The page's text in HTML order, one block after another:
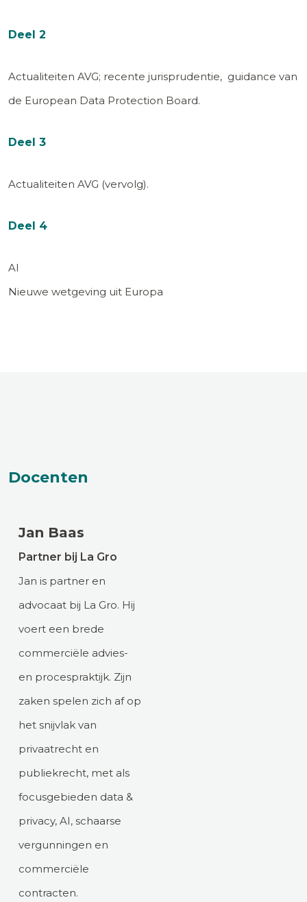
Deel 2
Actualiteiten AVG; recente jurisprudentie, guidance van
de European Data Protection Board.
Deel 3
Actualiteiten AVG (vervolg).
Deel 4
AI
Nieuwe wetgeving uit Europa
Docenten
Jan Baas
Partner bij La Gro
Jan is partner en
advocaat bij La Gro. Hij
voert een brede
commerciële advies-
en procespraktijk. Zijn
zaken spelen zich af op
het snijvlak van
privaatrecht en
publiekrecht, met als
focusgebieden data &
privacy, AI, schaarse
vergunningen en
commerciële
contracten.